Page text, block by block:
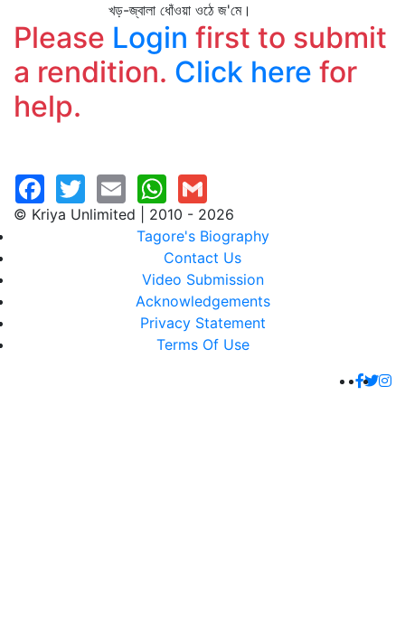
খড়-জ্বালা ধোঁওয়া ওঠে জ'মে।
Please Login first to submit
a rendition. Click here for
help.
© Kriya Unlimited | 2010 - 2026
Tagore's Biography
Contact Us
Video Submission
Acknowledgements
Privacy Statement
Terms Of Use